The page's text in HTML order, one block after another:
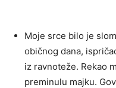
Moje srce bilo je
običnog dana,
iz ravnoteže. Rekao
preminulu majku.